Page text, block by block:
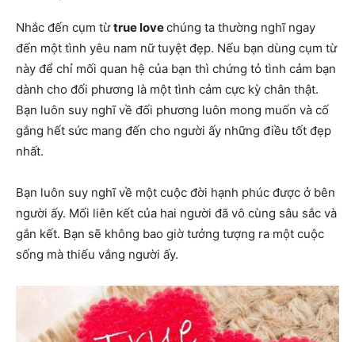
Nhắc đến cụm từtrue lovechúng ta thường nghĩ ngay
đến một tình yêu nam nữ tuyệt đẹp. Nếu bạn dùng cụm từ
này để chỉ mối quan hệ của bạn thì chứng tỏ tình cảm bạn
dành cho đối phương là một tình cảm cực kỳ chân thật.
Bạn luôn suy nghĩ về đối phương luôn mong muốn và cố
gắng hết sức mang đến cho người ấy những điều tốt đẹp
nhất.
Bạn luôn suy nghĩ về một cuộc đời hạnh phúc được ở bên
người ấy. Mối liên kết của hai người đã vô cùng sâu sắc và
gắn kết. Bạn sẽ không bao giờ tưởng tượng ra một cuộc
sống mà thiếu vắng người ấy.